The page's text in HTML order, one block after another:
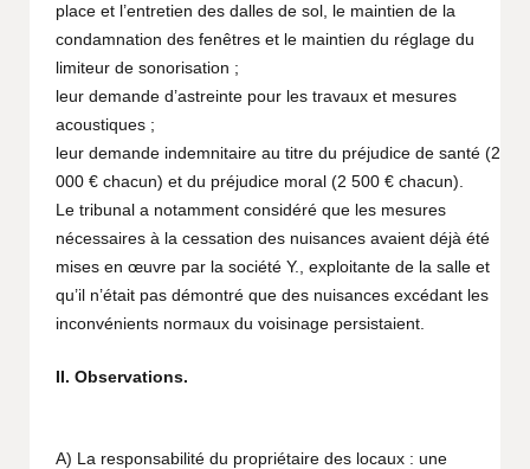
place et l’entretien des dalles de sol, le maintien de la
condamnation des fenêtres et le maintien du réglage du
limiteur de sonorisation ;
leur demande d’astreinte pour les travaux et mesures
acoustiques ;
leur demande indemnitaire au titre du préjudice de santé (2
000 € chacun) et du préjudice moral (2 500 € chacun).
Le tribunal a notamment considéré que les mesures
nécessaires à la cessation des nuisances avaient déjà été
mises en œuvre par la société Y., exploitante de la salle et
qu’il n’était pas démontré que des nuisances excédant les
inconvénients normaux du voisinage persistaient.
II. Observations.
A) La responsabilité du propriétaire des locaux : une